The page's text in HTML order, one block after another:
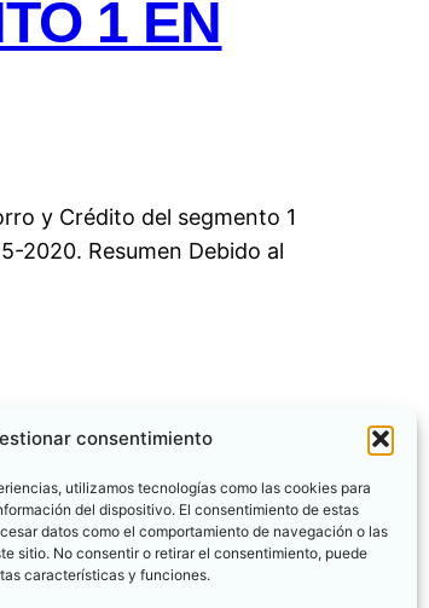
consentimiento
utilizamos tecnologías como las cookies para
del dispositivo. El consentimiento de estas
datos como el comportamiento de navegación o las
sitio. No consentir o retirar el consentimiento, puede
características y funciones.
1 EN
y Crédito del segmento 1
2020. Resumen Debido al